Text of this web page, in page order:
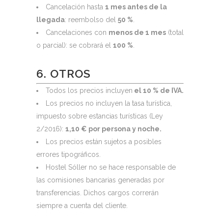
Cancelación hasta 1 mes antes de la
llegada: reembolso del 50 %
Cancelaciones con menos de 1 mes (total
o parcial): se cobrará el 100 %
6. OTROS
Todos los precios incluyen el 10 % de IVA.
Los precios no incluyen la tasa turística,
impuesto sobre estancias turísticas (Ley
2/2016): 1,10 € por persona y noche.
Los precios están sujetos a posibles
errores tipográficos.
Hostel Sóller no se hace responsable de
las comisiones bancarias generadas por
transferencias. Dichos cargos correrán
siempre a cuenta del cliente.